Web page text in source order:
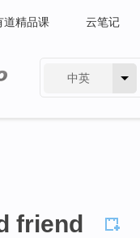
道精品课 云笔记
中英
friend